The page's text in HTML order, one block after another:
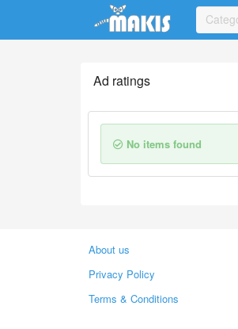
Update cookies preferences
Ad ratings
No items found
About us
Privacy Policy
Terms & Conditions